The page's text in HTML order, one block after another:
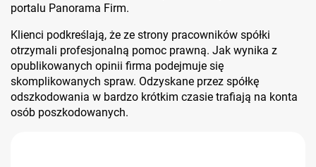
portalu Panorama Firm.
Klienci podkreślają, że ze strony pracowników spółki
otrzymali profesjonalną pomoc prawną. Jak wynika z
opublikowanych opinii firma podejmuje się
skomplikowanych spraw. Odzyskane przez spółkę
odszkodowania w bardzo krótkim czasie trafiają na konta
osób poszkodowanych.